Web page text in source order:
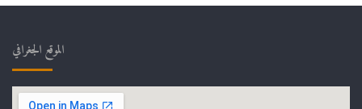
الموقع الجغرافي